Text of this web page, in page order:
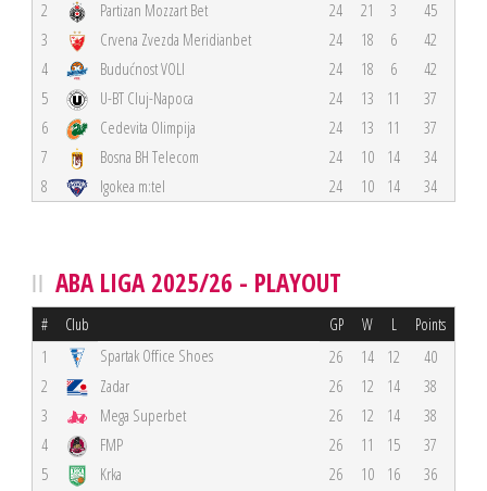
2 Partizan Mozzart Bet 24 21 3
45
3
Crvena Zvezda Meridianbet 24 18 6
42
4
Budućnost VOLI 24 18 6
42
5
U-BT Cluj-Napoca 24 13 11
37
6
Cedevita Olimpija 24 13 11
37
7
Bosna BH Telecom 24 10 14
34
8
Igokea m:tel 24 10 14 34
ABA LIGA 2025/26 - PLAYOUT
# Club GP W L Points
1 Spartak Office Shoes 26 14 12
40
2
Zadar 26 12 14
38
3
Mega Superbet 26 12 14
38
4
FMP 26 11 15
37
5
Krka 26 10 16
36